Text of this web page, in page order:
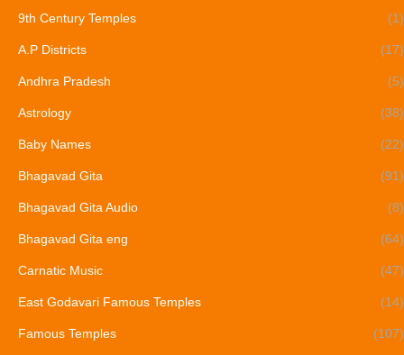
9th Century Temples (1)
A.P Districts (17)
Andhra Pradesh (5)
Astrology (38)
Baby Names (22)
Bhagavad Gita (91)
Bhagavad Gita Audio (8)
Bhagavad Gita eng (64)
Carnatic Music (47)
East Godavari Famous Temples (14)
Famous Temples (107)